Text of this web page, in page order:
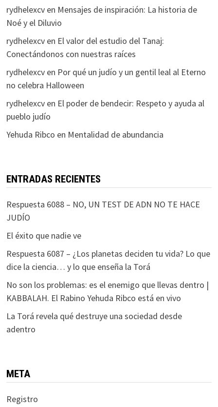
rydhelexcven Mensajes de inspiración: La historia de
Noé y el Diluvio
rydhelexcven El valor del estudio del Tanaj:
Conectándonos con nuestras raíces
rydhelexcven Por qué un judío y un gentil leal al Eterno
no celebra Halloween
rydhelexcven El poder de bendecir: Respeto y ayuda al
pueblo judío
Yehuda Ribco en Mentalidad de abundancia
ENTRADAS RECIENTES
Respuesta 6088 – NO, UN TEST DE ADN NO TE HACE
JUDÍO
El éxito que nadie ve
Respuesta 6087 – ¿Los planetas deciden tu vida? Lo que
dice la ciencia… y lo que enseña la Torá
No son los problemas: es el enemigo que llevas dentro |
KABBALAH. El Rabino Yehuda Ribco está en vivo
La Torá revela qué destruye una sociedad desde
adentro
META
Registro